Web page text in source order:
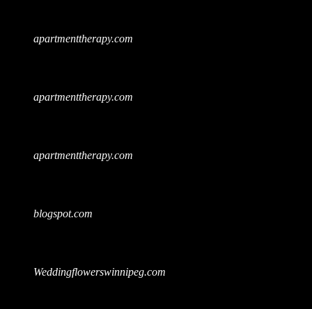
apartmenttherapy.com
apartmenttherapy.com
apartmenttherapy.com
blogspot.com
Weddingflowerswinnipeg.com